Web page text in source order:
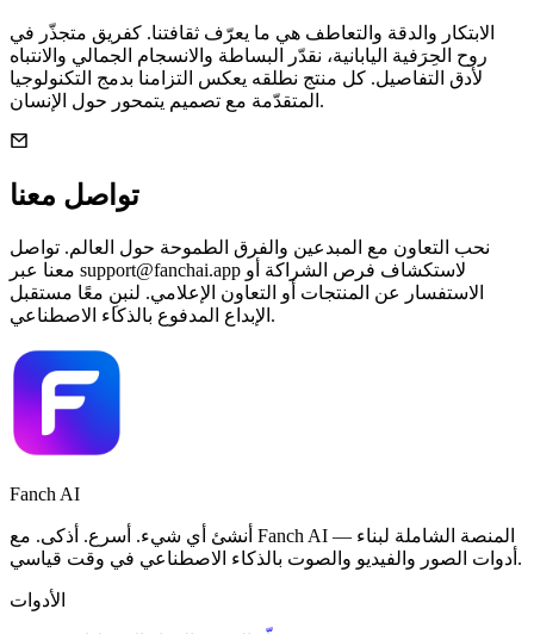
الابتكار والدقة والتعاطف هي ما يعرّف ثقافتنا. كفريق متجذّر في
روح الحِرَفية اليابانية، نقدّر البساطة والانسجام الجمالي والانتباه
لأدق التفاصيل. كل منتج نطلقه يعكس التزامنا بدمج التكنولوجيا
المتقدّمة مع تصميم يتمحور حول الإنسان.
تواصل معنا
نحب التعاون مع المبدعين والفرق الطموحة حول العالم. تواصل
support@fanchai.app
الاستفسار عن المنتجات أو التعاون الإعلامي. لنبنِ معًا مستقبل
الإبداع المدفوع بالذكاء الاصطناعي.
Fanch AI
أنشئ أي شيء. أسرع. أذكى. مع Fanch AI — المنصة الشاملة لبناء
أدوات الصور والفيديو والصوت بالذكاء الاصطناعي في وقت قياسي.
الأدوات